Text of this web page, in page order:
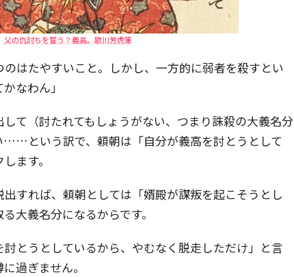
父の仇討ちを誓う？義高。歌川芳虎筆
のはたやすいこと。しかし、一方的に弱者を殺すとい
なわん」
て（討たれてもしょうがない、つまり誅殺の大義名分
……という訳で、頼朝は「自分が義高を討とうとして
ます。
すれば、頼朝としては「婿殿が謀叛を起こそうとし
大義名分になるからです。
とうとしているから、やむなく脱走しただけ」と言
過ぎません。